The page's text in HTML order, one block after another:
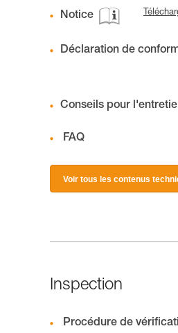
Notice
Déclaration de
Conseils pour
FAQ
Voir tous les contenus
Inspection
Procédure de